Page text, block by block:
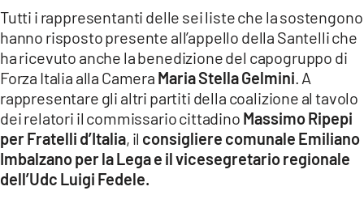
APPLE
Tutti i rappresentanti delle sei liste che la sostengono
hanno risposto presente all’appello della Santelli che
ha ricevuto anche la benedizione del capogruppo di
Forza Italia alla Camera Maria Stella Gelmini . A
rappresentare gli altri partiti della coalizione al tavolo
dei relatori il commissario cittadino Massimo Ripepi
per Fratelli d’Italia, il consigliere comunale Emiliano
Imbalzano per la Legae il vicesegretario regionale
dell’Udc Luigi Fedele.